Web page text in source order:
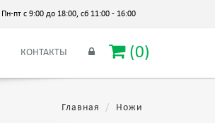
Пн-пт с 9:00 до 18:00, сб 11:00 - 16:00
КОНТАКТЫ (0)
Главная Ножи